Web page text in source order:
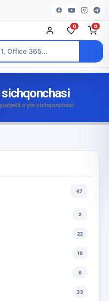
0 0
o'yin sichqonchasi
47
2
22
16
6
33